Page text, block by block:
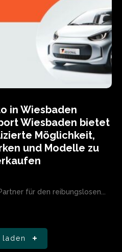
in Wiesbaden
Wiesbaden bietet
Möglichkeit,
und Modelle zu
für den reibungslosen...
laden